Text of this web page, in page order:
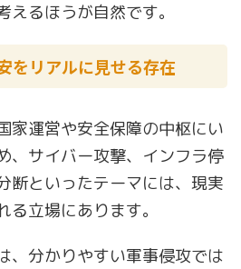
るほうが自然です。
をリアルに見せる存在
家運営や安全保障の中枢にい
、サイバー攻撃、インフラ停
断といったテーマには、現実
立場にあります。
、分かりやすい軍事侵攻では